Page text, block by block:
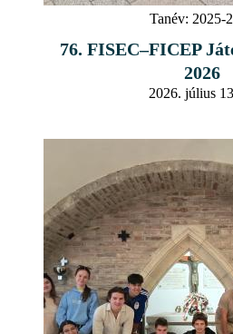
Tanév: 2025-
76. FISEC–FICEP
2026
2026. július